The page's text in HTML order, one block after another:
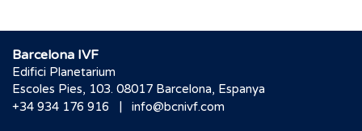
Barcelona IVF
Edifici Planetarium
Escoles Pies, 103. 08017 Barcelona, Espanya
+34 934 176 916
| info@bcnivf.com